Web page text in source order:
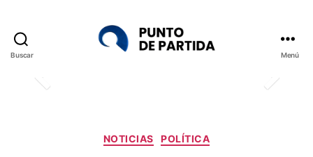
Buscar Menú
Categorías
NOTICIAS POLÍTICA